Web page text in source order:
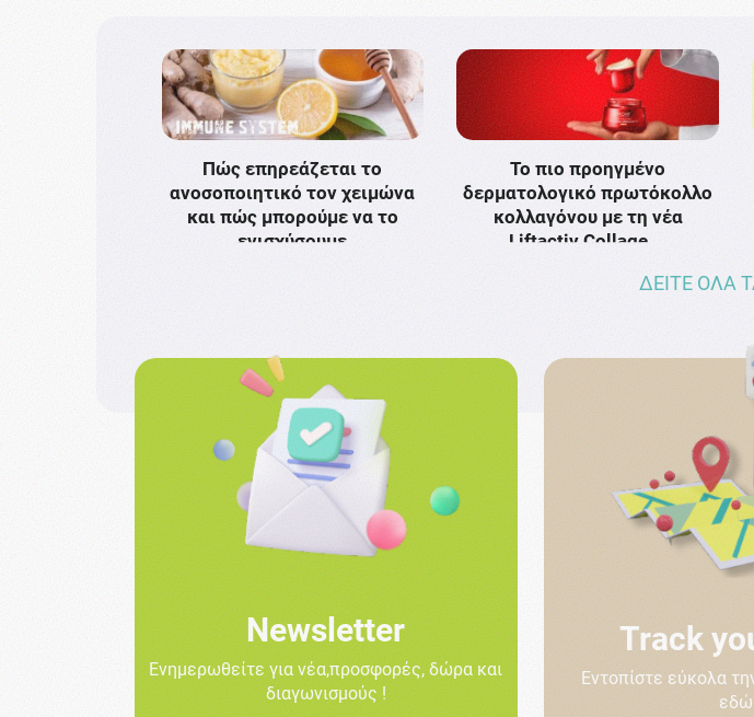
Πώς επηρεάζεται το
ανοσοποιητικό τον χειμώνα
και πώς μπορούμε να το
ενισχύσουμε
Το πιο προηγμένο
δερματολογικό πρωτόκολλο
κολλαγόνου με τη νέα
Liftactiv Collage …
ΔΕΙΤΕ ΟΛΑ
Newsletter
Ενημερωθείτε για νέα,προσφορές, δώρα και
διαγωνισμούς !
Track
Εντοπίστε εύκολα
εδώ